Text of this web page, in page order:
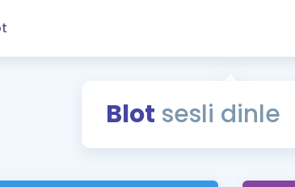
Blot sesli dinle